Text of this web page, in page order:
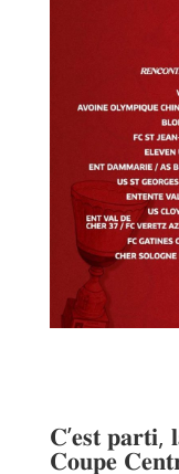
𝐂’𝐞𝐬𝐭 𝐩𝐚𝐫𝐭𝐢,
𝐂𝐨𝐮𝐩𝐞